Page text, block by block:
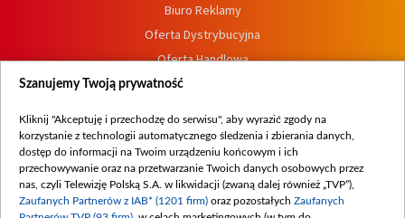
Biuro Reklamy
Oferta Dystrybucyjna
Oferta Handlowa
Dostępność
Procedura zgłoszeń wewnętrznych
Szanujemy Twoją prywatność
Kliknij "Akceptuję i przechodzę do serwisu", aby wyrazić zgody na
korzystanie z technologii automatycznego śledzenia i zbierania danych,
dostęp do informacji na Twoim urządzeniu końcowym i ich
przechowywanie oraz na przetwarzanie Twoich danych osobowych przez
nas, czyli Telewizję Polską S.A. w likwidacji (zwaną dalej również „TVP”),
Zaufanych Partnerów z IAB* (1201 firm) oraz pozostałych Zaufanych